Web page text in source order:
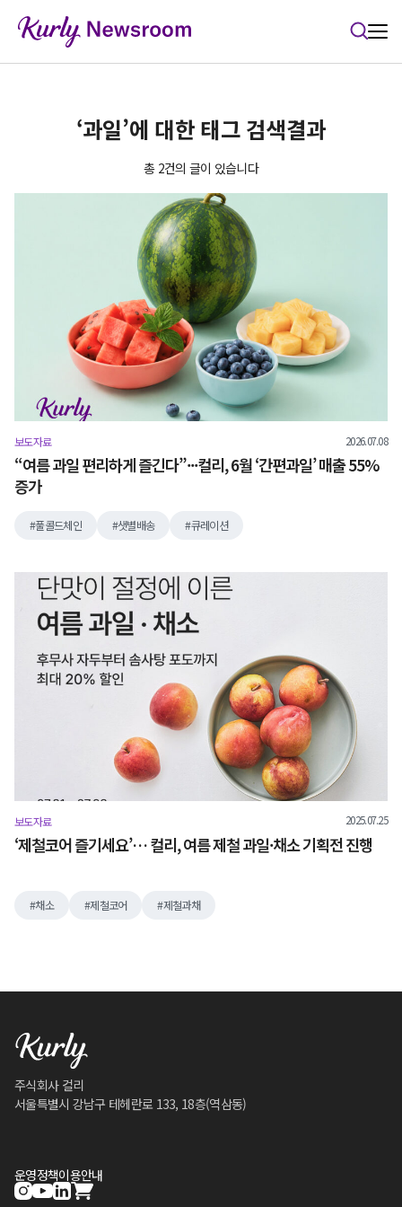
‘과일’에 대한 태그 검색결과
총 2건의 글이 있습니다
보도자료 2026.07.08
“여름 과일 편리하게 즐긴다”···컬리, 6월 ‘간편과일’ 매출 55%
증가
풀콜드체인 샛별배송 큐레이션
보도자료 2025.07.25
‘제철코어 즐기세요’… 컬리, 여름 제철 과일·채소 기획전 진행
채소 제철코어 제철과채
주식회사 컬리
서울특별시 강남구 테헤란로 133, 18층(역삼동)
운영정책이용안내